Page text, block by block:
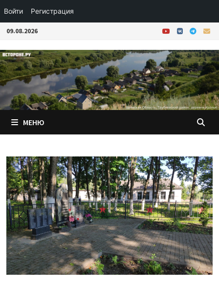
Войти Регистрация
Перейти
содержимому
09.08.2026
МЕНЮ